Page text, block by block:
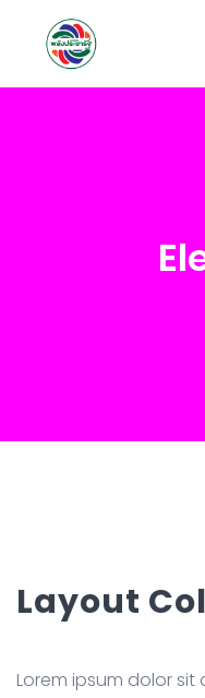
Layout
Lorem ipsum dolor